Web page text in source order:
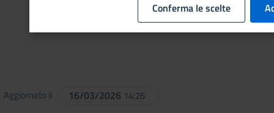
Aggiornato il 16/03/2026 14:26
Conferma le scelte